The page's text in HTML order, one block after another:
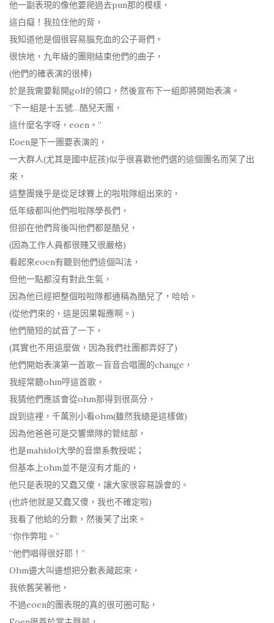
他一副表現的像他要爬過去pun那的模樣，
這白癡！我拉住他的背，
我知道他是個很容易腦充血的公子哥們。
很快地，九年級的團剛結束他們的曲子，
(他們的確表演的很棒)
於是我需要鬆開golf的領口，然後宣布下一組即將開始表演。
“下一組是十五號…酷兒天團，
這什麼名字呀，eoen。”
Eoen是下一團要表演的，
一大群人(尤其是國中屁孩)似乎很喜歡他們選的這個團名而笑了出
來，
這整團幾乎是從足球賽上的啦啦隊組出來的，
低年級都叫他們啦啦隊學長們，
但卻在他們背後叫他們都是酷兒，
(因為工作人員都很賤又很嚴格)
看起來eoen有聽到他們這個叫法，
但他一點都沒有對此生氣，
因為他已經把整個啦啦隊都通稱為酷兒了，哈哈。
(從他們來的，這是因果報應啊。)
他們簡短的試音了一下，
(其實也不用這麼做，因為我們社團都弄好了)
他們開始表演第一首歌－盲音合唱團的change，
我經常聽ohm哼這首歌，
我猜他們應該會從ohm那得到很高分，
說到這裡，千萬別小看ohm(雖然我總是這樣做)
因為他爸爸可是交響樂隊的管絃部，
也是mahidol大學的音樂系教授呢；
但基本上ohm並不是沒有才能的，
他只是表現的又蠢又傻，讓大家很容易誤會的。
(也許他就是又蠢又傻，我也不確定啦)
我看了他給的分數，然後笑了出來。
“你作弊啦。”
“他們唱得很好耶！”
Ohm邊大叫邊想把分數表藏起來，
我依舊笑著他，
不過eoen的團表現的真的很可圈可點，